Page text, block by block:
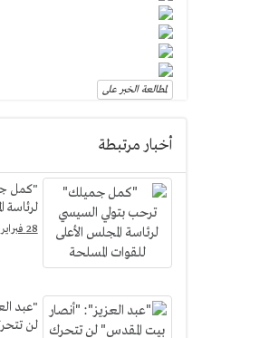
لمطالعة الخبر على
أخبار مرتبطة
"كمل
لرئاسة
28 فبراير 2014 5:42 م
"عبد
لن